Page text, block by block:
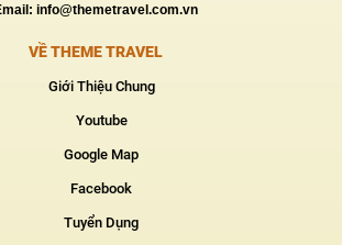
info@themetravel.com.vn
VỀ THEME TRAVEL
Giới Thiệu Chung
Youtube
Google Map
Facebook
Tuyển Dụng